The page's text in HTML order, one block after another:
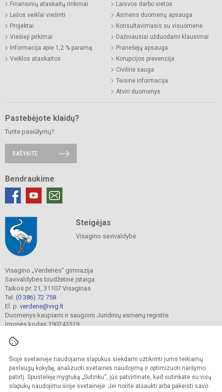
Šioje svetainėje naudojame slapukus siekdami užtikrinti jums teikiamų
paslaugų kokybę, analizuoti svetainės naudojimą ir optimizuoti naršymo
patirtį. Spustelėję mygtuką „Sutinku“, jūs patvirtinate, kad sutinkate su visų
slapukų naudojimu šioje svetainėje. Jei norite atšaukti arba pakeisti savo
Finansinių ataskaitų rinkiniai
Lėšos veiklai viešinti
Projektai
Viešieji pirkimai
Informacija apie 1,2 % paramą
Veiklos ataskaitos
Laisvos darbo vietos
Asmens duomenų apsauga
Konsultavimasis su visuomene
Dažniausiai užduodami klausimai
Pranešėjų apsauga
Korupcijos prevencija
Civilinė sauga
Teisinė informacija
Atviri duomenys
Pastebėjote klaidų?
Turite pasiūlymų?
RAŠYKITE
Bendraukime
Steigėjas
Visagino savivaldybė
Visagino „Verdenės“ gimnazija
Savivaldybės biudžetinė įstaiga.
Taikos pr. 21, 31107 Visaginas
Tel. (0 386) 72 758
El. p. verdene@vvg.lt
Duomenys kaupiami ir saugomi Juridinių asmenų registre
Įmonės kodas 190243519
© 2022. Visagino „Verdenės“ gimnazija. Visos teisės saugomos.
Kopijuoti turinį be raštiško gimnazijos sutikimo griežtai draudžiama.
Versija neįgaliesiems Slapukų valdymas